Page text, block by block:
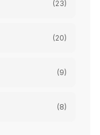
(23)
(20)
(9)
(8)